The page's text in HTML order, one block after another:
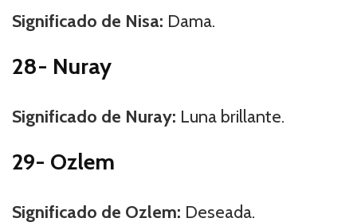
Significado de Nisa: Dama.
28- Nuray
Significado de Nuray: Luna brillante.
29- Ozlem
Significado de Ozlem: Deseada.